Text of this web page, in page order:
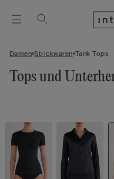
Damen Strickwaren Tank Tops
Tops und